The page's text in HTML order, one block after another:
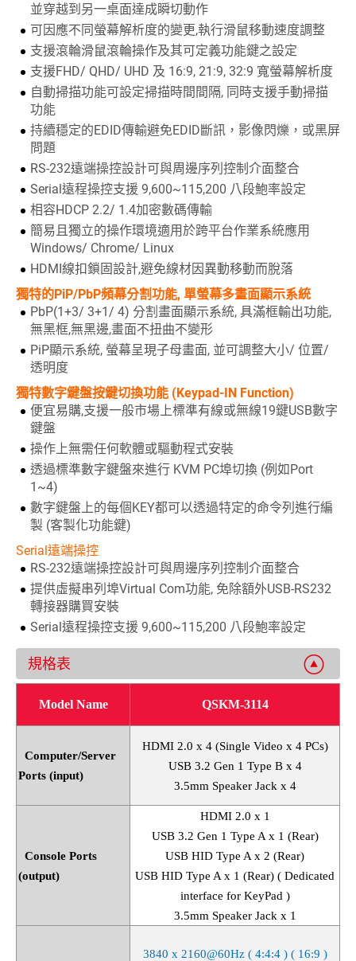
並穿越到另一桌面達成瞬切動作
可因應不同螢幕解析度的變更,執行滑鼠移動速度調整
支援滾輪滑鼠滾輪操作及其可定義功能鍵之設定
支援FHD/ QHD/ UHD 及 16:9, 21:9, 32:9 寬螢幕解析度
自動掃描功能可設定掃描時間間隔, 同時支援手動掃描
功能
持續穩定的EDID傳輸避免EDID斷訊，影像閃爍，或黑屏
問題
RS-232遠端操控設計可與周邊序列控制介面整合
Serial遠程操控支援 9,600~115,200 八段鮑率設定
相容HDCP 2.2/ 1.4加密數碼傳輸
簡易且獨立的操作環境適用於跨平台作業系統應用
Windows/ Chrome/ Linux
HDMI線扣鎖固設計,避免線材因異動移動而脫落
獨特的PiP/PbP頻幕分割功能, 單螢幕多畫面顯示系統
PbP(1+3/ 3+1/ 4) 分割畫面顯示系統, 具滿框輸出功能,
無黑框,無黑邊,畫面不扭曲不變形
PiP顯示系統, 螢幕呈現子母畫面, 並可調整大小/ 位置/
透明度
獨特數字鍵盤按鍵切換功能 (Keypad-IN Function)
便宜易購,支援一般市場上標準有線或無線19鍵USB數字
鍵盤
操作上無需任何軟體或驅動程式安裝
透過標準數字鍵盤來進行 KVM PC埠切換 (例如Port
1~4)
數字鍵盤上的每個KEY都可以透過特定的命令列進行編
製 (客製化功能鍵)
Serial遠端操控
RS-232遠端操控設計可與周邊序列控制介面整合
提供虛擬串列埠Virtual Com功能, 免除額外USB-RS232
轉接器購買安裝
Serial遠程操控支援 9,600~115,200 八段鮑率設定
規格表
Model Name QSKM-3114
Computer/Server
Ports (input)
HDMI 2.0 x 4 (Single Video x 4 PCs)
USB 3.2 Gen 1 Type B x 4
3.5mm Speaker Jack x 4
Console Ports
(output)
HDMI 2.0 x 1
USB 3.2 Gen 1 Type A x 1 (Rear)
USB HID Type A x 2 (Rear)
USB HID Type A x 1 (Rear) ( Dedicated
interface for KeyPad )
3.5mm Speaker Jack x 1
3840 x 2160@60Hz ( 4:4:4 ) ( 16:9 )